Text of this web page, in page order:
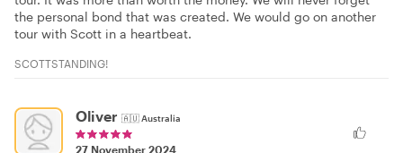
the personal bond that was created. We would go on another
tour with Scott in a heartbeat.
SCOTTSTANDING!
Oliver 🇦🇺Australia
27 November 2024